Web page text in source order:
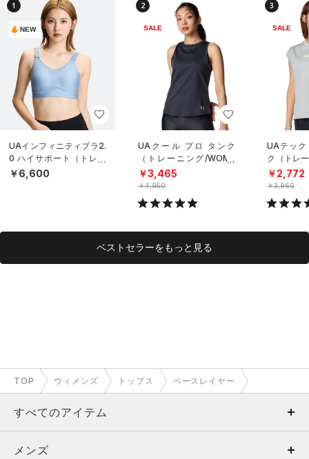
1
NEW
UAインフィニティブラ2.
0 ハイサポート（トレー
ニング/WOMEN）
￥6,600
2
SALE
UAクール プロ タンク
（トレーニング/WOME
N）
￥3,465
￥4,950
3
SALE
UAテック
ク（トレ
N）
￥2,772
￥3,960
ベストセラーをもっと見る
TOP ウィメンズ トップス ベースレイヤー
すべてのアイテム
メンズ
メンズ